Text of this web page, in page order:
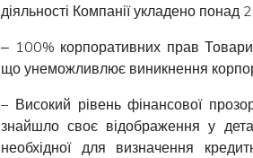
діяльності Компанії укладено понад
‒ 100% корпоративних прав
що унеможливлює виникнення
– Високий рівень фінансової
знайшло своє відображення у
необхідної для визначення